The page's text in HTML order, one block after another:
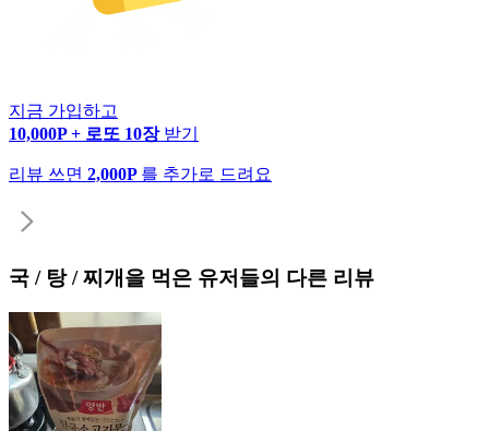
지금 가입하고
10,000P + 로또 10장 받기
리뷰 쓰면 2,000P 를 추가로 드려요
국 / 탕 / 찌개 을 먹은 유저들의 다른 리뷰